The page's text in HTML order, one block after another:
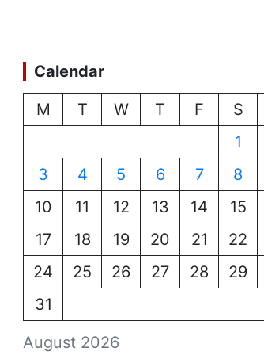
Calendar
August 2026
M T W T F S
1
3
4 5 6 7 8
10
11 12 13 14 15
17
18 19 20 21 22
24
25 26 27 28 29
31